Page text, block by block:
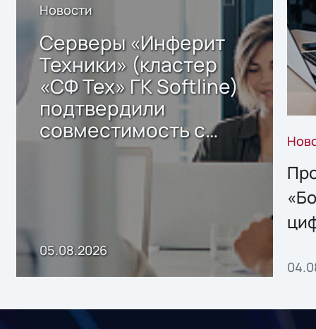
Новости
Серверы «Инферит
Техники» (кластер
«СФ Тех» ГК Softline)
подтвердили
совместимость с
решением Sharx
05.08.2026